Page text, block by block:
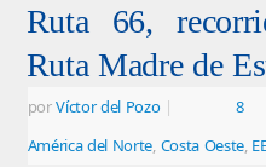
Ruta 66,
Ruta Madre de
porVíctor del Pozo | 8
América del Norte, Costa Oeste,